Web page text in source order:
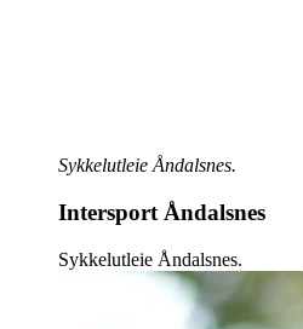
Sykkelutleie Åndalsnes.
Intersport Åndalsnes
Sykkelutleie Åndalsnes.